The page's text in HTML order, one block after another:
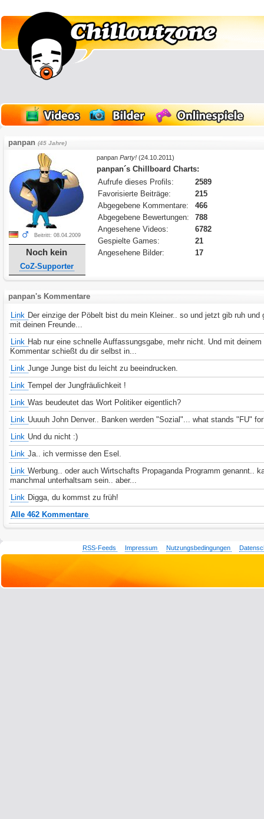
panpan(45 Jahre)
Beitritt: 08.04.2009
Noch kein
CoZ-Supporter
panpanParty! (24.10.2011)
panpan´s Chillboard Charts:
Aufrufe dieses Profils:
2589
Favorisierte Beiträge:
215
Abgegebene Kommentare:
466
Abgegebene Bewertungen:
788
Angesehene Videos:
6782
Gespielte Games:
21
Angesehene Bilder:
17
panpan's Kommentare
Link Der einzige der Pöbelt bist du mein Kleiner.. so und jetzt gib ruh und
mit deinen Freunde...
Link Hab nur eine schnelle Auffassungsgabe, mehr nicht. Und mit deinem
Kommentar schießt du dir selbst in...
Link Junge Junge bist du leicht zu beeindrucken.
Link Tempel der Jungfräulichkeit !
Link Was beudeutet das Wort Politiker eigentlich?
Link Uuuuh John Denver.. Banken werden "Sozial"... what stands "FU"
Link Und du nicht :)
Link Ja.. ich vermisse den Esel.
Link Werbung.. oder auch Wirtschafts Propaganda Programm genannt..
manchmal unterhaltsam sein.. aber...
Link Digga, du kommst zu früh!
Alle 462 Kommentare
RSS-Feeds Impressum Nutzungsbedingungen